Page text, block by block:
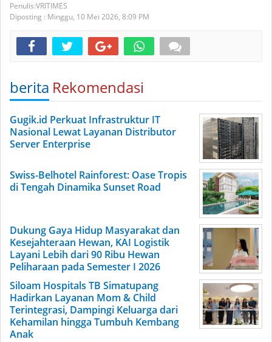
VRITIMES
Diposting : Minggu, 10 Mei 2026, 8:09 PM
berita Rekomendasi
Gugik.id Perkuat Infrastruktur IT
Nasional Lewat Layanan Distributor
Server Enterprise
Swiss-Belhotel Rainforest: Oase Tropis
di Tengah Dinamika Sunset Road
Dukung Gaya Hidup Masyarakat dan
Kesejahteraan Hewan, KAI Logistik
Layani Lebih dari 90 Ribu Hewan
Peliharaan pada Semester I 2026
Siloam Hospitals TB Simatupang
Hadirkan Layanan Mom & Child
Terintegrasi, Dampingi Keluarga dari
Kehamilan hingga Tumbuh Kembang
Anak